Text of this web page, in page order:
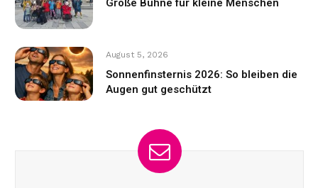
August 5, 2026
Sonnenfinsternis 2026: So bleiben die
Augen gut geschützt